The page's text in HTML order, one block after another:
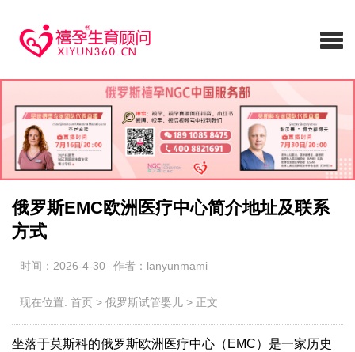
俄罗斯EMC欧洲医疗中心简介地址及联系
方式
时间：2026-4-30 作者：lanyunmami
现在位置: 首页 > 俄罗斯试管婴儿 > 正文
坐落于莫斯科的俄罗斯欧洲医疗中心（EMC）是一家历史